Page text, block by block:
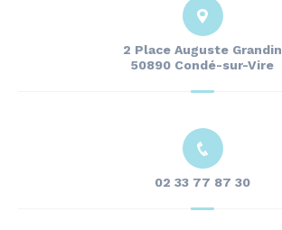
2 Place Auguste Grandin
50890 Condé-sur-Vire
02 33 77 87 30